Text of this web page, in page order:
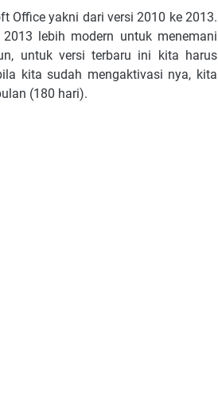
Office yakni dari versi 2010 ke 2013.
lebih modern untuk menemani
untuk versi terbaru ini kita harus
kita sudah mengaktivasi nya, kita
(180 hari).